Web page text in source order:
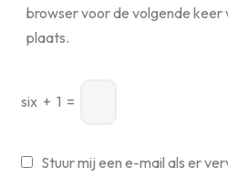
browser voor de volgende keer
plaats.
six + 1 =
Stuur mij een e-mail als er